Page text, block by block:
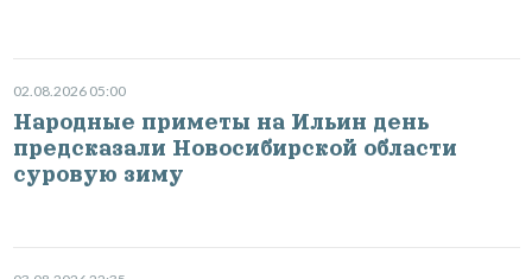
02.08.2026 05:00
Народные приметы на Ильин день
предсказали Новосибирской области
суровую зиму